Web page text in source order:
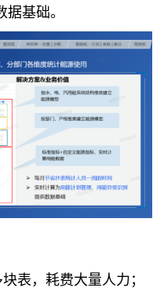
基础。
表，耗费大量人力；